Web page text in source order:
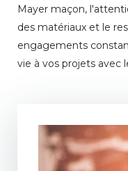
Mayer maçon,
des matériaux et le
engagements
vie à vos projets avec